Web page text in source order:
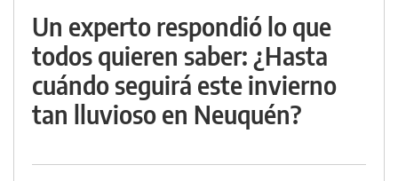
Un experto respondió lo que
todos quieren saber: ¿Hasta
cuándo seguirá este invierno
tan lluvioso en Neuquén?